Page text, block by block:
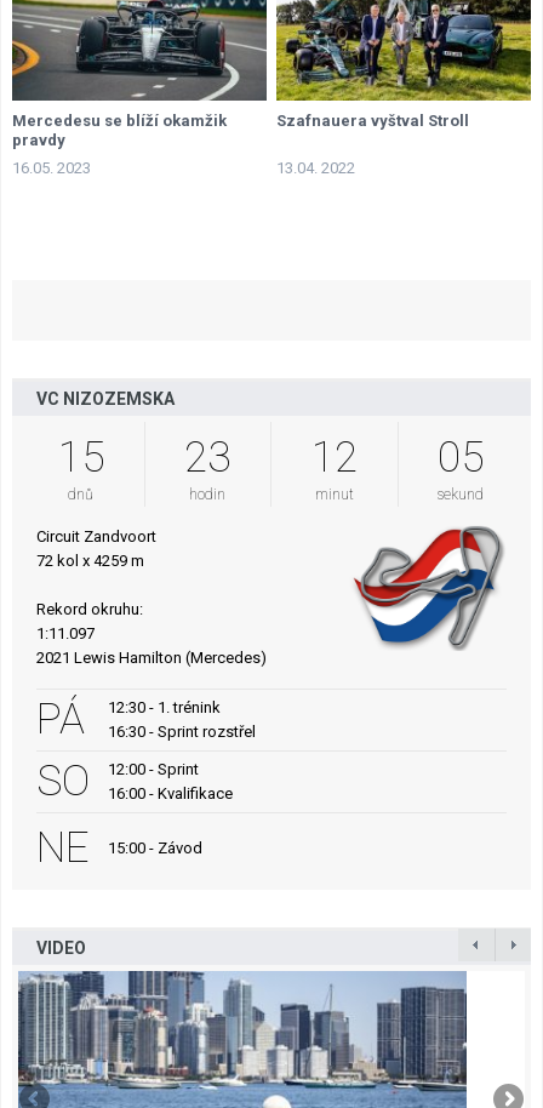
Mercedesu se blíží okamžik
pravdy
16.05. 2023
Szafnauera vyštval Stroll
13.04. 2022
VC NIZOZEMSKA
15
dnů
23
hodin
12
minut
04
sekund
Circuit Zandvoort
72 kol x 4259 m
Rekord okruhu:
1:11.097
2021 Lewis Hamilton (Mercedes)
PÁ
12:30 - 1. trénink
16:30 - Sprint rozstřel
SO
12:00 - Sprint
16:00 - Kvalifikace
NE 15:00 - Závod
VIDEO